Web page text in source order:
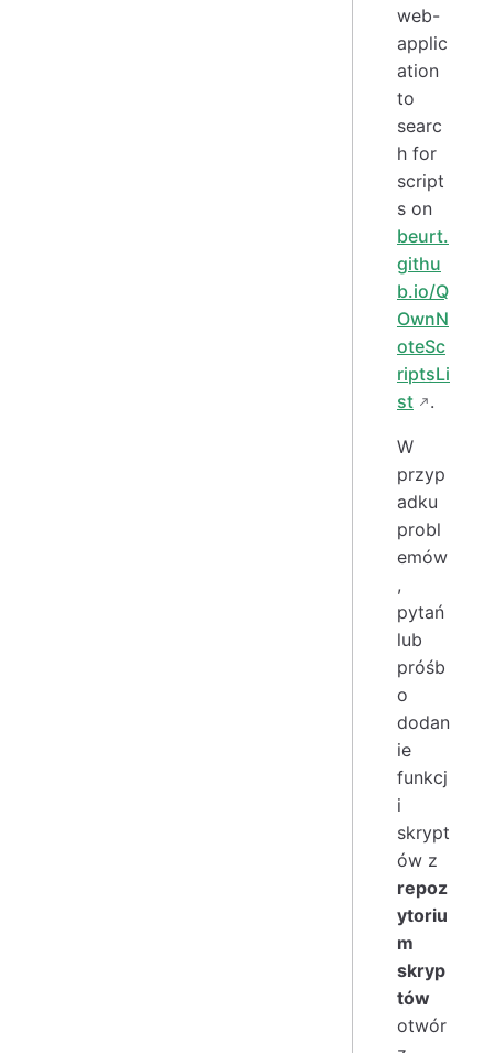
web-
applic
ation
to
searc
h for
script
s on
beurt.
githu
b.io/Q
OwnN
oteSc
riptsLi
st
.
W
przyp
adku
probl
emów
,
pytań
lub
próśb
o
dodan
ie
funkcj
i
skrypt
ów z
repoz
ytoriu
m
skryp
tów
otwór